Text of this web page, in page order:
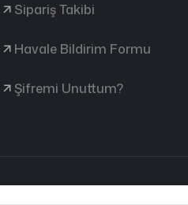
Sipariş Takibi
Havale Bildirim Formu
Şifremi Unuttum?